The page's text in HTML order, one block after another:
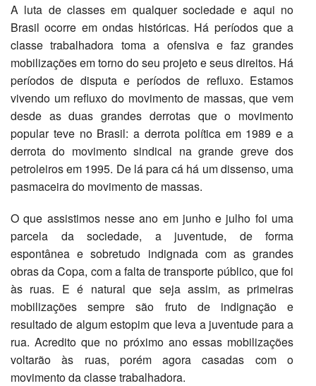
A luta de classes em qualquer sociedade e aqui no
Brasil ocorre em ondas históricas. Há períodos que a
classe trabalhadora toma a ofensiva e faz grandes
mobilizações em torno do seu projeto e seus direitos. Há
períodos de disputa e períodos de refluxo. Estamos
vivendo um refluxo do movimento de massas, que vem
desde as duas grandes derrotas que o movimento
popular teve no Brasil: a derrota política em 1989 e a
derrota do movimento sindical na grande greve dos
petroleiros em 1995. De lá para cá há um dissenso, uma
pasmaceira do movimento de massas.
O que assistimos nesse ano em junho e julho foi uma
parcela da sociedade, a juventude, de forma
espontânea e sobretudo indignada com as grandes
obras da Copa, com a falta de transporte público, que foi
às ruas. E é natural que seja assim, as primeiras
mobilizações sempre são fruto de indignação e
resultado de algum estopim que leva a juventude para a
rua. Acredito que no próximo ano essas mobilizações
voltarão às ruas, porém agora casadas com o
movimento da classe trabalhadora.